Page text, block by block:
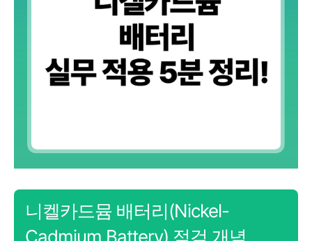
니켈카드뮴 배터리(Nickel-
Cadmium Battery) 점검 개념